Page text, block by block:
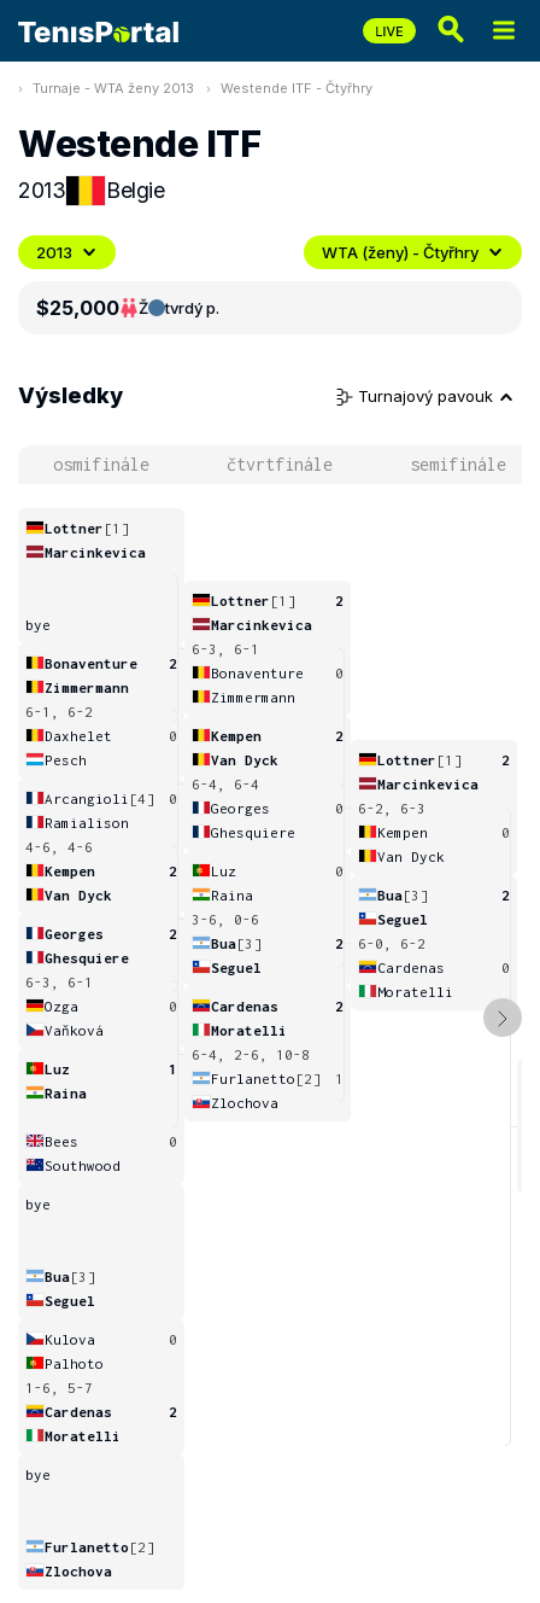
Turnaje - WTA ženy 2013 Westende ITF - Čtyřhry
Westende ITF
2013 Belgie
2013 WTA (ženy) - Čtyřhry
$25,000 Ž tvrdý p.
Výsledky Turnajový pavouk
osmifinále čtvrtfinále semifinále
Lottner [1]
Marcinkevica
bye
Bonaventure
2
Zimmermann
6-1, 6-2
Daxhelet
0
Pesch
Arcangioli [4]
0
Ramialison
4-6, 4-6
Kempen
2
Van Dyck
Georges
2
Ghesquiere
6-3, 6-1
Ozga
0
Vaňková
Luz
1
Raina
Bees
0
Southwood
bye
Bua[3]
Seguel
Kulova
0
Palhoto
1-6, 5-7
Cardenas
2
Moratelli
bye
Furlanetto [2]
Zlochova
Lottner [1]
2
Marcinkevica
6-3, 6-1
Bonaventure
0
Zimmermann
Kempen
2
Van Dyck
6-4, 6-4
Georges
0
Ghesquiere
Luz
0
Raina
3-6, 0-6
Bua[3]
2
Seguel
Cardenas
2
Moratelli
6-4, 2-6, 10-8
Furlanetto [2]
1
Zlochova
Lottner [1]
2
Marcinkevica
6-2, 6-3
Kempen
0
Van Dyck
Bua[3]
2
Seguel
6-0, 6-2
Cardenas
0
Moratelli